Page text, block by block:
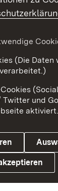
(Die
Twitter und